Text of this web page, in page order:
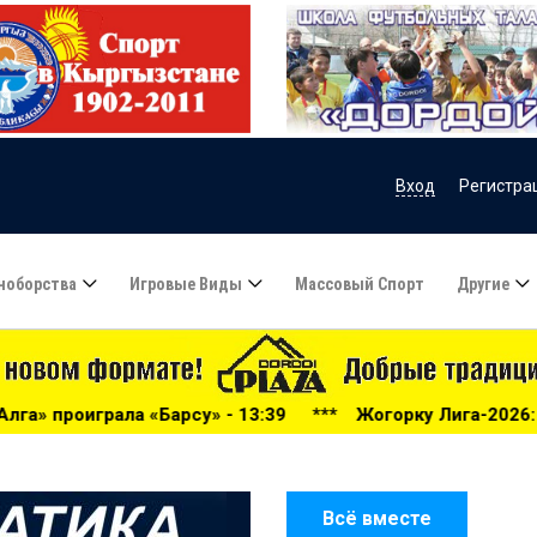
Вход
Игровые Виды Массовый Спорт Другие
- 13:39 ***Жогорку Лига-2026: «Дордой» громит
Всё вместе